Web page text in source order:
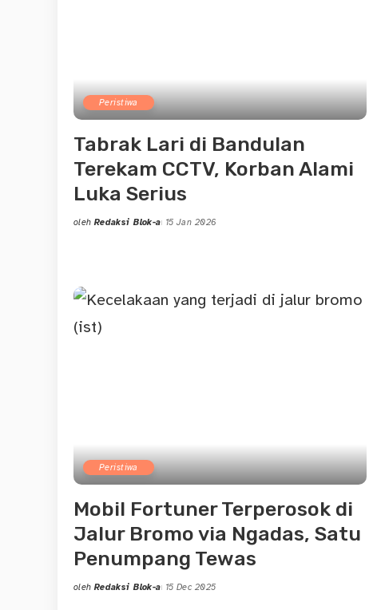
Peristiwa
Tabrak Lari di Bandulan
Terekam CCTV, Korban Alami
Luka Serius
Posted
oleh Redaksi Blok-a 15 Jan 2026
Peristiwa
Mobil Fortuner Terperosok di
Jalur Bromo via Ngadas, Satu
Penumpang Tewas
Posted
oleh Redaksi Blok-a 15 Dec 2025